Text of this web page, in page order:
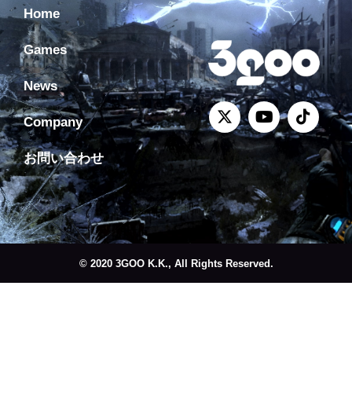
Home
Games
News
Company
お問い合わせ
© 2020 3GOO K.K., All Rights Reserved.